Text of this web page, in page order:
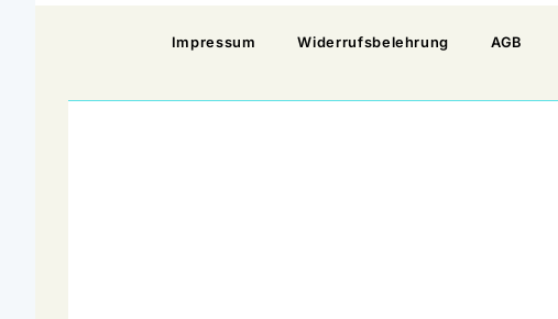
Impressum Widerrufsbelehrung AGB